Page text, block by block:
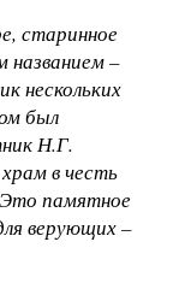
старинное
названием –
нескольких
был
Н.Г.
в честь
Это памятное
верующих –